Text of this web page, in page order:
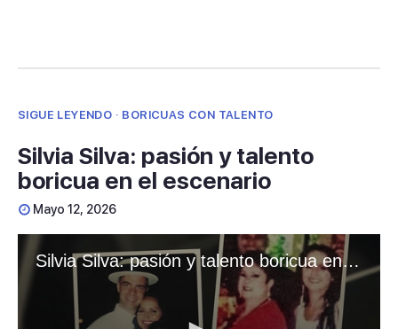
SIGUE LEYENDO · BORICUAS CON TALENTO
Silvia Silva: pasión y talento
boricua en el escenario
Mayo 12, 2026
Silvia Silva: pasión y talento boricua en el escenario